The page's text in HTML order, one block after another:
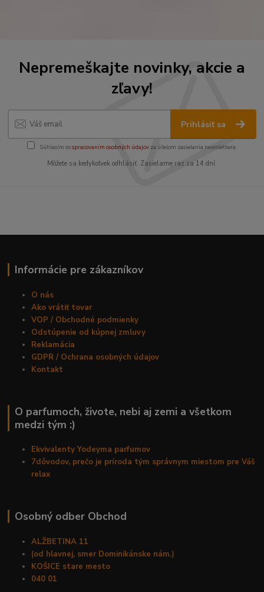
Nepremeškajte novinky, akcie a
zľavy!
Prihlásiť sa
Súhlasím sospracovaním osobných údajov za účelom zasielania newslettera.
Môžete sa kedykoľvek odhlásiť. Zasielame raz za 14 dní.
Informácie pre zákazníkov
O nás
Ako vrátiť tovar
VOP / Obchodné podmienky
Odstúpenie od kúpnej zmluvy
Reklamácia
GDPR / Ochrana osobných údajov
Kontakt
O parfumoch, živote, nebi aj zemi a všetkom
medzi tým :)
Ekvivalenty Yodeyma parfumov
7dôvodov, prečo je príroda tým správnym miestom pre Váš
relax
Osobný odber Obchod
ALŽBETINA 11
(od hlavnej, smer Dominikánske nám.)
KOŠICE stare mesto
040 01